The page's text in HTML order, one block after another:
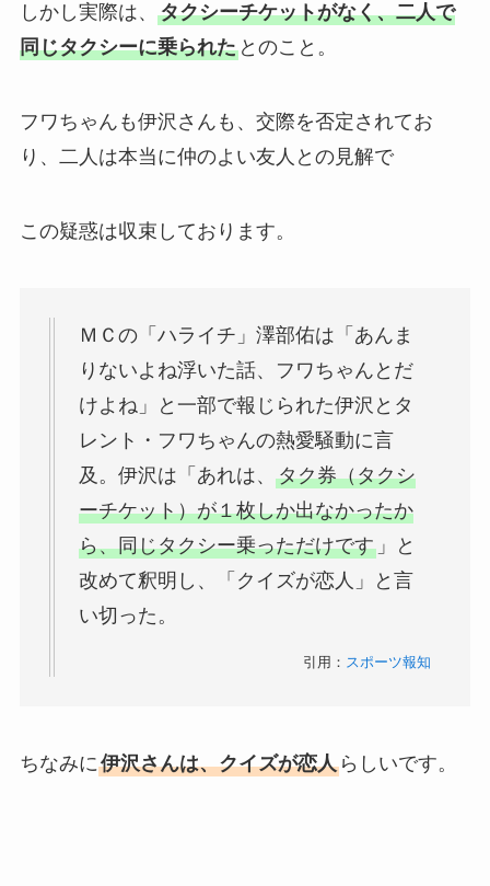
しかし実際は、 タクシーチケットがなく、二人で
同じタクシーに乗られたとのこと。
フワちゃんも伊沢さんも、交際を否定されてお
り、二人は本当に仲のよい友人との見解で
この疑惑は収束しております。
ＭＣの「ハライチ」澤部佑は「あんま
りないよね浮いた話、フワちゃんとだ
けよね」と一部で報じられた伊沢とタ
レント・フワちゃんの熱愛騒動に言
及。伊沢は「あれは、 タク券（タクシ
ーチケット）が１枚しか出なかったか
ら、同じタクシー乗っただけです」と
改めて釈明し、「クイズが恋人」と言
い切った。
引用： スポーツ報知
ちなみに伊沢さんは、クイズが恋人らしいです。